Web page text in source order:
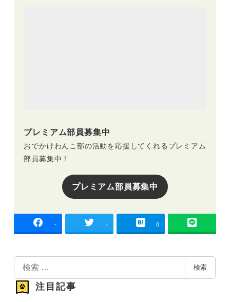
プレミアム部員募集中
おでかけわんこ部の活動を応援してくれるプレミアム
部員募集中！
プレミアム部員募集中
- - 0
検
索
検索
注目記事